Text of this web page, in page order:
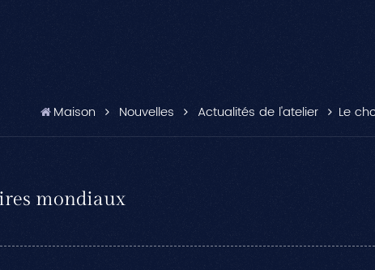
Maison Nouvelles Actualités de l'atelier Le
mondiaux